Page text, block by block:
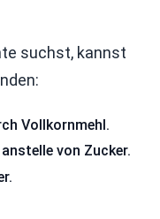
suchst, kannst
Vollkornmehl.
von Zucker.